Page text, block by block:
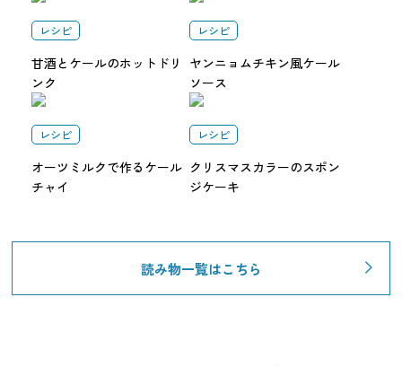
レシピ
甘酒とケールのホットドリ
ンク
レシピ
ヤンニョムチキン風ケール
ソース
レシピ
オーツミルクで作るケール
チャイ
レシピ
クリスマスカラーのスポン
ジケーキ
読み物一覧はこちら